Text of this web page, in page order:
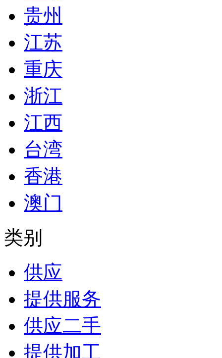
贵州
江苏
重庆
浙江
江西
台湾
香港
澳门
类别
供应
提供服务
供应二手
提供加工